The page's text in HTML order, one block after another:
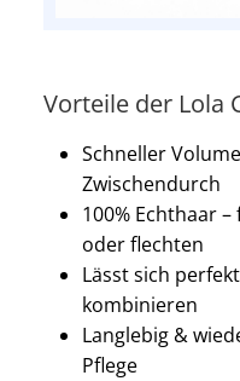
Vorteile der Lola
Schneller
Zwischendurch
100% Echthaar
oder flechten
Lässt sich
kombinieren
Langlebig &
Pflege